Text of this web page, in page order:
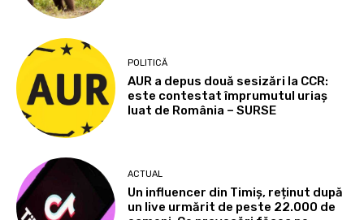
POLITICĂ
AUR a depus două sesizări la CCR:
este contestat împrumutul uriaș
luat de România – SURSE
ACTUAL
Un influencer din Timiș, reținut după
un live urmărit de peste 22.000 de